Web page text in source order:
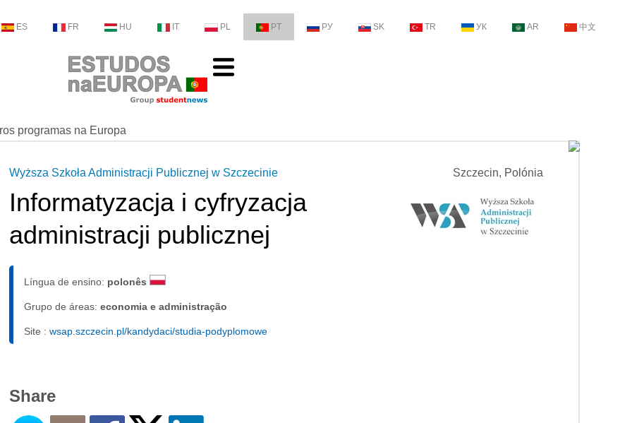
ES FR HU IT PL PT РУ SK TR УК AR 中文
programas na Europa
Szczecin, Polónia
Wyższa Szkoła Administracji Publicznej w Szczecinie
Informatyzacja i cyfryzacja
administracji publicznej
Língua de ensino: polonês
Grupo de áreas: economia e administração
Site : wsap.szczecin.pl/kandydaci/studia-podyplomowe
Share